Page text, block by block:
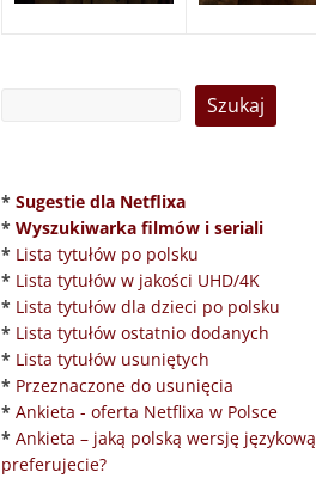
* Sugestie dla Netflixa
* Wyszukiwarka filmów i seriali
* Lista tytułów po polsku
* Lista tytułów w jakości UHD/4K
* Lista tytułów dla dzieci po polsku
* Lista tytułów ostatnio dodanych
* Lista tytułów usuniętych
* Przeznaczone do usunięcia
* Ankieta - oferta Netflixa w Polsce
* Ankieta – jaką polską wersję językową
preferujecie?